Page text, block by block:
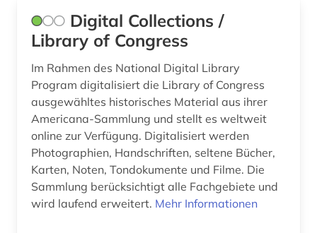
Digital Collections /
Library of Congress
Im Rahmen des National Digital Library
Program digitalisiert die Library of Congress
ausgewähltes historisches Material aus ihrer
Americana-Sammlung und stellt es weltweit
online zur Verfügung. Digitalisiert werden
Photographien, Handschriften, seltene Bücher,
Karten, Noten, Tondokumente und Filme. Die
Sammlung berücksichtigt alle Fachgebiete und
wird laufend erweitert. Mehr Informationen